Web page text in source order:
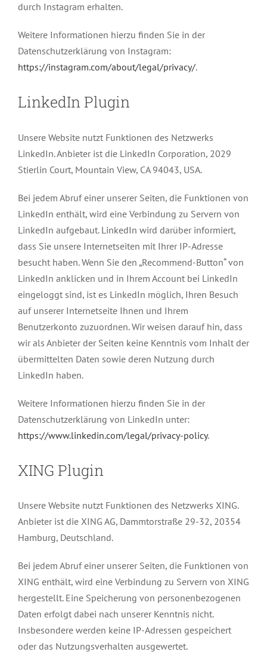
durch Instagram erhalten.
Weitere Informationen hierzu finden Sie in der
Datenschutzerklärung von Instagram:
https://instagram.com/about/legal/privacy/.
LinkedIn Plugin
Unsere Website nutzt Funktionen des Netzwerks
LinkedIn. Anbieter ist die LinkedIn Corporation, 2029
Stierlin Court, Mountain View, CA 94043, USA.
Bei jedem Abruf einer unserer Seiten, die Funktionen von
LinkedIn enthält, wird eine Verbindung zu Servern von
LinkedIn aufgebaut. LinkedIn wird darüber informiert,
dass Sie unsere Internetseiten mit Ihrer IP-Adresse
besucht haben. Wenn Sie den „Recommend-Button“ von
LinkedIn anklicken und in Ihrem Account bei LinkedIn
eingeloggt sind, ist es LinkedIn möglich, Ihren Besuch
auf unserer Internetseite Ihnen und Ihrem
Benutzerkonto zuzuordnen. Wir weisen darauf hin, dass
wir als Anbieter der Seiten keine Kenntnis vom Inhalt der
übermittelten Daten sowie deren Nutzung durch
LinkedIn haben.
Weitere Informationen hierzu finden Sie in der
Datenschutzerklärung von LinkedIn unter:
https://www.linkedin.com/legal/privacy-policy.
XING Plugin
Unsere Website nutzt Funktionen des Netzwerks XING.
Anbieter ist die XING AG, Dammtorstraße 29-32, 20354
Hamburg, Deutschland.
Bei jedem Abruf einer unserer Seiten, die Funktionen von
XING enthält, wird eine Verbindung zu Servern von XING
hergestellt. Eine Speicherung von personenbezogenen
Daten erfolgt dabei nach unserer Kenntnis nicht.
Insbesondere werden keine IP-Adressen gespeichert
oder das Nutzungsverhalten ausgewertet.